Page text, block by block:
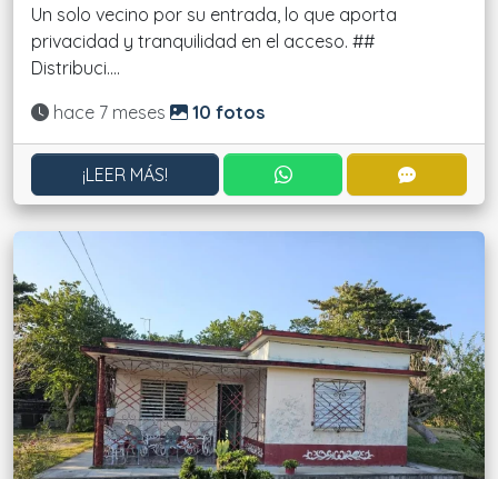
Un solo vecino por su entrada, lo que aporta
privacidad y tranquilidad en el acceso. ##
Distribuci....
Actualizado:
hace 7 meses 10 fotos
¡LEER MÁS! CONTACTAR POR